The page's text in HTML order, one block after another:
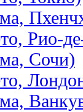
Рио-
Сочи)